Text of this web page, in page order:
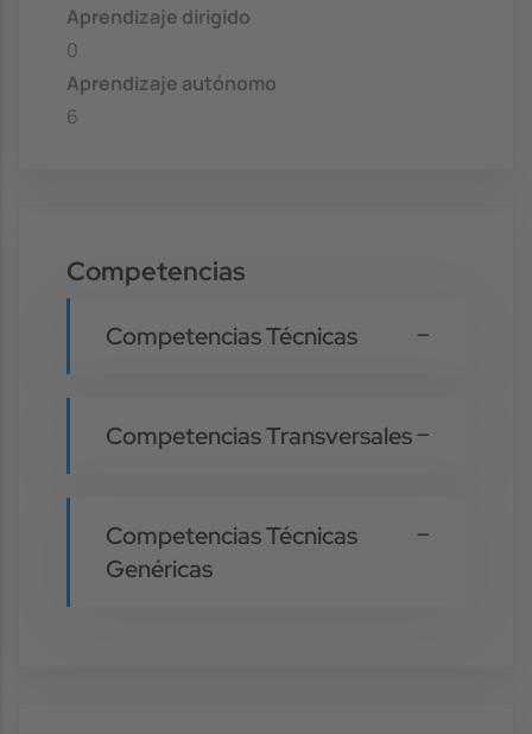
Aprendizaje dirigido
0
Aprendizaje autónomo
6
Competencias
Competencias Técnicas
Competencias Transversales
Competencias Técnicas
Genéricas